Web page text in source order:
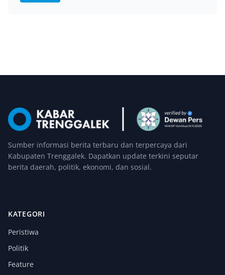
Sumber informasi berita terbaru dan terpercaya dari
Kabupaten Trenggalek. Dapatkan update terkini seputar
berita daerah, politik, ekonomi, dan sosial.
KATEGORI
Peristiwa
Politik
Feature